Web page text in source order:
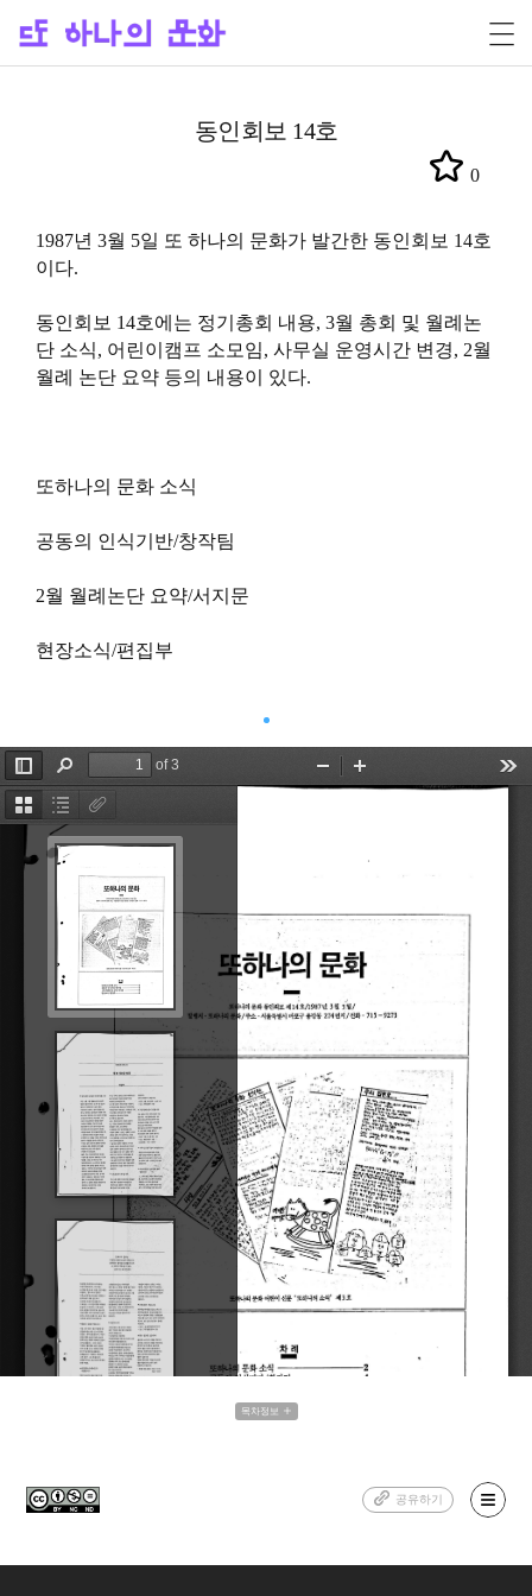
동인회보 14호
0
1987년 3월 5일 또 하나의 문화가 발간한 동인회보 14호
이다.
동인회보 14호에는 정기총회 내용, 3월 총회 및 월례논
단 소식, 어린이캠프 소모임, 사무실 운영시간 변경, 2월
월례 논단 요약 등의 내용이 있다.
또하나의 문화 소식
공동의 인식기반/창작팀
2월 월례논단 요약/서지문
현장소식/편집부
목차정보
공유하기